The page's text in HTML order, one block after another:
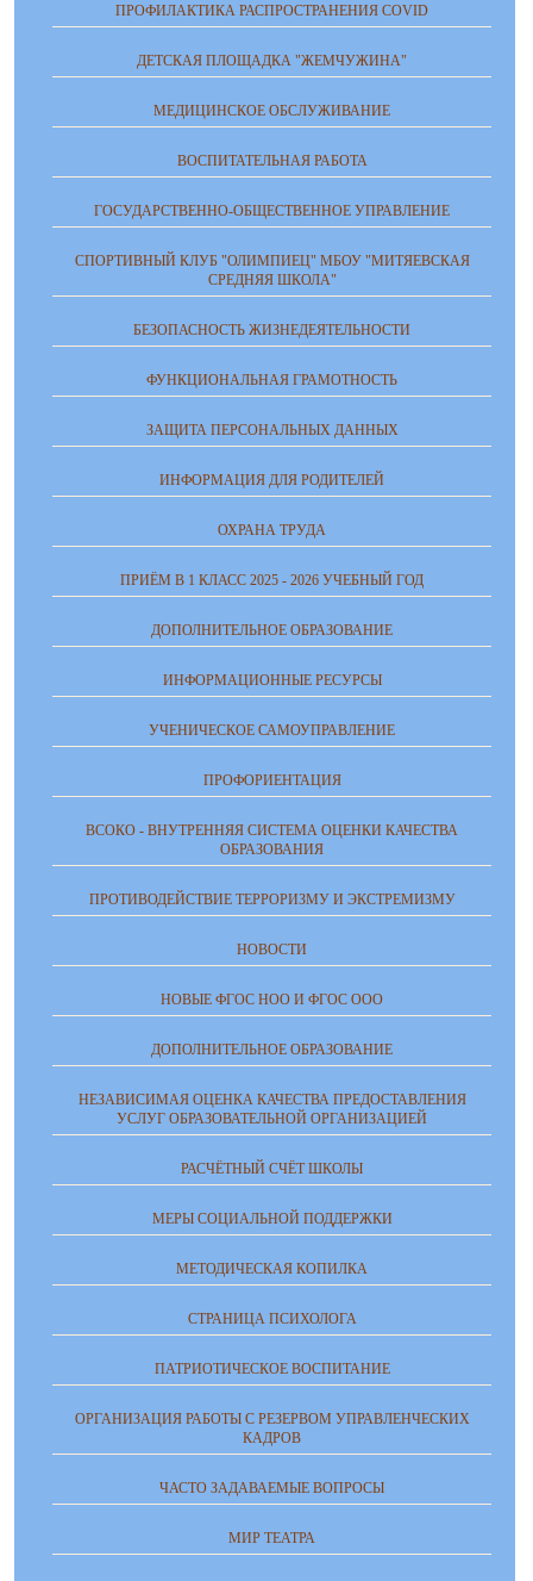
ПРОФИЛАКТИКА РАСПРОСТРАНЕНИЯ COVID
ДЕТСКАЯ ПЛОЩАДКА "ЖЕМЧУЖИНА"
МЕДИЦИНСКОЕ ОБСЛУЖИВАНИЕ
ВОСПИТАТЕЛЬНАЯ РАБОТА
ГОСУДАРСТВЕННО-ОБЩЕСТВЕННОЕ УПРАВЛЕНИЕ
СПОРТИВНЫЙ КЛУБ "ОЛИМПИЕЦ" МБОУ "МИТЯЕВСКАЯ
СРЕДНЯЯ ШКОЛА"
БЕЗОПАСНОСТЬ ЖИЗНЕДЕЯТЕЛЬНОСТИ
ФУНКЦИОНАЛЬНАЯ ГРАМОТНОСТЬ
ЗАЩИТА ПЕРСОНАЛЬНЫХ ДАННЫХ
ИНФОРМАЦИЯ ДЛЯ РОДИТЕЛЕЙ
ОХРАНА ТРУДА
ПРИЁМ В 1 КЛАСС 2025 - 2026 УЧЕБНЫЙ ГОД
ДОПОЛНИТЕЛЬНОЕ ОБРАЗОВАНИЕ
ИНФОРМАЦИОННЫЕ РЕСУРСЫ
УЧЕНИЧЕСКОЕ САМОУПРАВЛЕНИЕ
ПРОФОРИЕНТАЦИЯ
ВСОКО - ВНУТРЕННЯЯ СИСТЕМА ОЦЕНКИ КАЧЕСТВА
ОБРАЗОВАНИЯ
ПРОТИВОДЕЙСТВИЕ ТЕРРОРИЗМУ И ЭКСТРЕМИЗМУ
НОВОСТИ
НОВЫЕ ФГОС НОО И ФГОС ООО
ДОПОЛНИТЕЛЬНОЕ ОБРАЗОВАНИЕ
НЕЗАВИСИМАЯ ОЦЕНКА КАЧЕСТВА ПРЕДОСТАВЛЕНИЯ
УСЛУГ ОБРАЗОВАТЕЛЬНОЙ ОРГАНИЗАЦИЕЙ
РАСЧЁТНЫЙ СЧЁТ ШКОЛЫ
МЕРЫ СОЦИАЛЬНОЙ ПОДДЕРЖКИ
МЕТОДИЧЕСКАЯ КОПИЛКА
СТРАНИЦА ПСИХОЛОГА
ПАТРИОТИЧЕСКОЕ ВОСПИТАНИЕ
ОРГАНИЗАЦИЯ РАБОТЫ С РЕЗЕРВОМ УПРАВЛЕНЧЕСКИХ
КАДРОВ
ЧАСТО ЗАДАВАЕМЫЕ ВОПРОСЫ
МИР ТЕАТРА